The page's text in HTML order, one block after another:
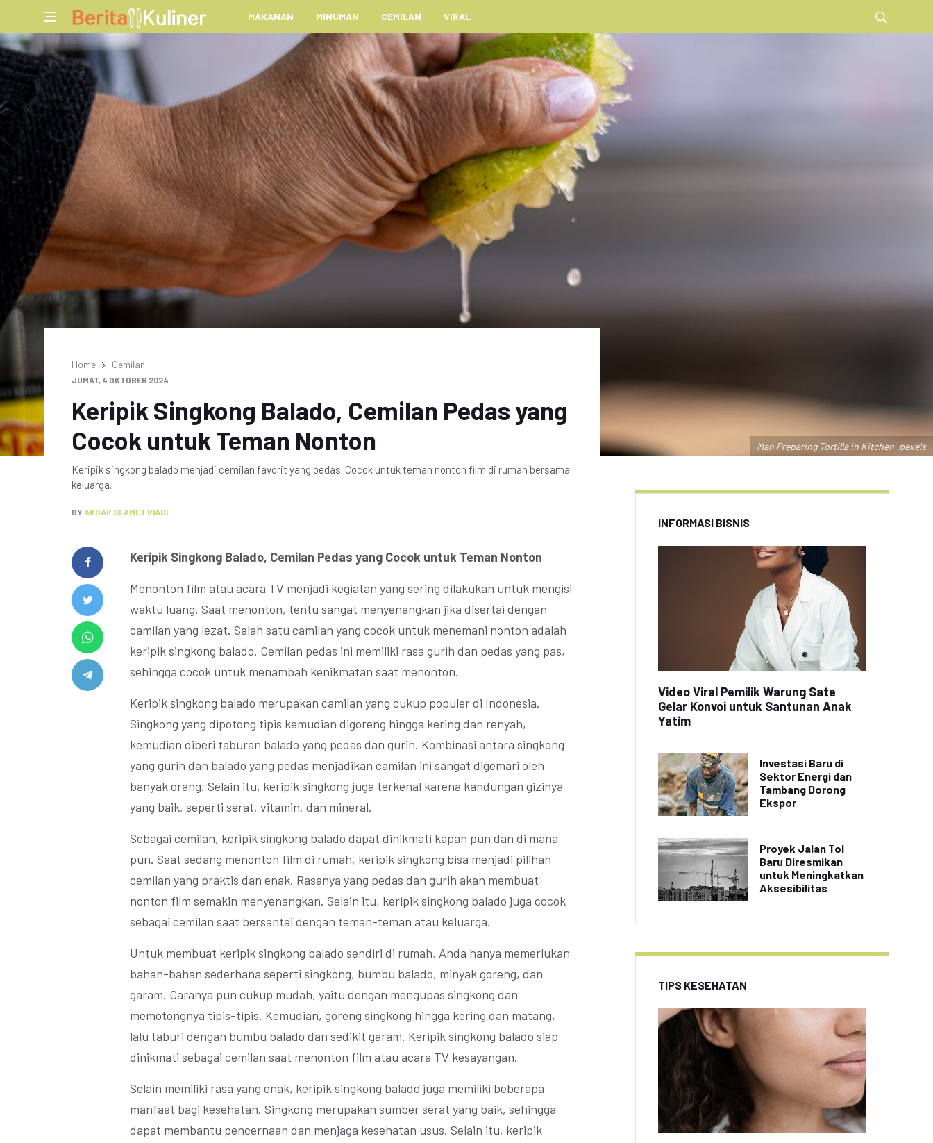
MAKANAN MINUMAN CEMILAN VIRAL
Man Preparing Tortilla in Kitchen .pexels
Home Cemilan
JUMAT, 4 OKTOBER 2024
Keripik Singkong Balado, Cemilan Pedas yang
Cocok untuk Teman Nonton
Keripik singkong balado menjadi cemilan favorit yang pedas. Cocok untuk teman nonton film di rumah bersama
keluarga.
BY AKBAR SLAMET RIADI
Keripik Singkong Balado, Cemilan Pedas yang Cocok untuk Teman Nonton
Menonton film atau acara TV menjadi kegiatan yang sering dilakukan untuk mengisi
waktu luang. Saat menonton, tentu sangat menyenangkan jika disertai dengan
camilan yang lezat. Salah satu camilan yang cocok untuk menemani nonton adalah
keripik singkong balado. Cemilan pedas ini memiliki rasa gurih dan pedas yang pas,
sehingga cocok untuk menambah kenikmatan saat menonton.
Keripik singkong balado merupakan camilan yang cukup populer di Indonesia.
Singkong yang dipotong tipis kemudian digoreng hingga kering dan renyah,
kemudian diberi taburan balado yang pedas dan gurih. Kombinasi antara singkong
yang gurih dan balado yang pedas menjadikan camilan ini sangat digemari oleh
banyak orang. Selain itu, keripik singkong juga terkenal karena kandungan gizinya
yang baik, seperti serat, vitamin, dan mineral.
Sebagai cemilan, keripik singkong balado dapat dinikmati kapan pun dan di mana
pun. Saat sedang menonton film di rumah, keripik singkong bisa menjadi pilihan
cemilan yang praktis dan enak. Rasanya yang pedas dan gurih akan membuat
nonton film semakin menyenangkan. Selain itu, keripik singkong balado juga cocok
sebagai cemilan saat bersantai dengan teman-teman atau keluarga.
Untuk membuat keripik singkong balado sendiri di rumah, Anda hanya memerlukan
bahan-bahan sederhana seperti singkong, bumbu balado, minyak goreng, dan
garam. Caranya pun cukup mudah, yaitu dengan mengupas singkong dan
memotongnya tipis-tipis. Kemudian, goreng singkong hingga kering dan matang,
lalu taburi dengan bumbu balado dan sedikit garam. Keripik singkong balado siap
dinikmati sebagai cemilan saat menonton film atau acara TV kesayangan.
Selain memiliki rasa yang enak, keripik singkong balado juga memiliki beberapa
manfaat bagi kesehatan. Singkong merupakan sumber serat yang baik, sehingga
dapat membantu pencernaan dan menjaga kesehatan usus. Selain itu, keripik
INFORMASI BISNIS
Video Viral Pemilik Warung Sate
Gelar Konvoi untuk Santunan Anak
Yatim
Investasi Baru di
Sektor Energi dan
Tambang Dorong
Ekspor
Proyek Jalan Tol
Baru Diresmikan
untuk Meningkatkan
Aksesibilitas
TIPS KESEHATAN